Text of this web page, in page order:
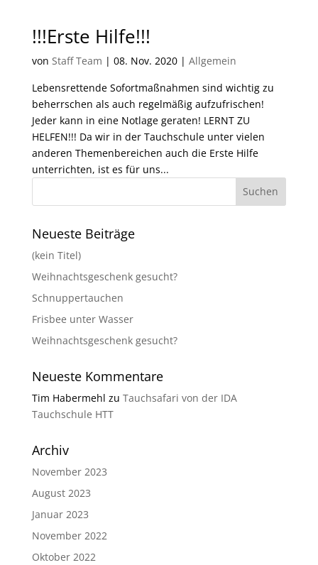
!!!Erste Hilfe!!!
von Staff Team | 08. Nov. 2020| Allgemein
Lebensrettende Sofortmaßnahmen sind wichtig zu
beherrschen als auch regelmäßig aufzufrischen!
Jeder kann in eine Notlage geraten! LERNT ZU
HELFEN!!! Da wir in der Tauchschule unter vielen
anderen Themenbereichen auch die Erste Hilfe
unterrichten, ist es für uns...
Neueste Beiträge
(kein Titel)
Weihnachtsgeschenk gesucht?
Schnuppertauchen
Frisbee unter Wasser
Weihnachtsgeschenk gesucht?
Neueste Kommentare
Tim Habermehl zu Tauchsafari von der IDA
Tauchschule HTT
Archiv
November 2023
August 2023
Januar 2023
November 2022
Oktober 2022